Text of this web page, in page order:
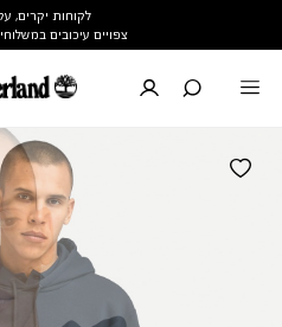
לקוחות יקרים,
צפויים עיכובים